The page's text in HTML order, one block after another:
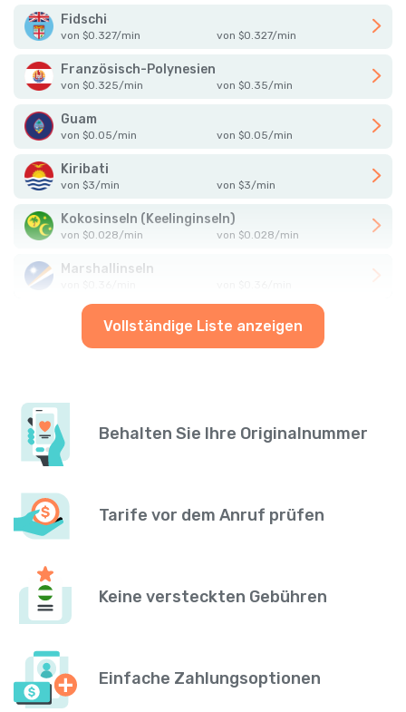
Fidschi
von $0.327/min von $0.327/min
Französisch-Polynesien
von $0.325/min von $0.35/min
Guam
von $0.05/min von $0.05/min
Kiribati
von $3/min von $3/min
Kokosinseln (Keelinginseln)
von $0.028/min von $0.028/min
Marshallinseln
Vollständige Liste anzeigen
Behalten Sie Ihre Originalnummer
Tarife vor dem Anruf prüfen
Keine versteckten Gebühren
Einfache Zahlungsoptionen